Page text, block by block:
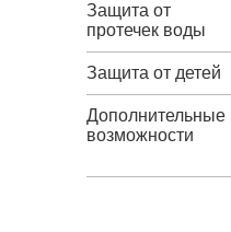
Защита от
протечек воды
Защита от детей
Дополнительные
возможности